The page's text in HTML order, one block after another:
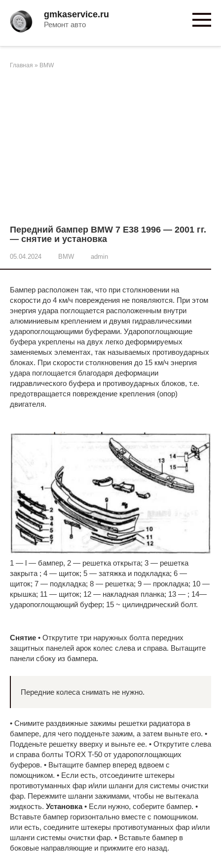
контенту
gmkaservice.ru
Ремонт авто
Главная » BMW
Передний бампер BMW 7 E38 1996 — 2001 гг.
— снятие и установка
05.04.2024 BMW admin
Бампер расположен так, что при столкновении на
скорости до 4 км/ч повреждения не появляются. При этом
энергия удара поглощается расположенным внутри
алюминиевым креплением и двумя гидравлическими
ударопоглощающими буферами. Ударопоглощающие
буфера укреплены на двух легко деформируемых
заменяемых элементах, так называемых противоударных
блоках. При скорости столкновения до 15 км/ч энергия
удара поглощается благодаря деформации
гидравлического буфера и противоударных блоков, т.е.
предотвращается повреждение крепления (опор)
двигателя.
1 — l — бампер, 2 — решетка открыта; 3 — решетка
закрыта ; 4 — щиток; 5 — затяжка и подкладка; 6 —
щиток; 7 — подкладка; 8 — решетка; 9 — прокладка; 10 —
крышка; 11 — щиток; 12 — накладная планка; 13 — ; 14—
ударопоглощающий буфер; 15 ~ цилиндрический болт.
Снятие • Открутите три наружных болта передних
защитных панелей арок колес слева и справа. Вытащите
панели сбоку из бампера.
Передние колеса снимать не нужно.
• Снимите раздвижные зажимы решетки радиатора в
бампере, для чего подденьте зажим, а затем выньте его. •
Подденьте решетку вверху и выньте ее. • Открутите слева
и справа болты TORX T-50 от ударопоглощающих
буферов. • Вытащите бампер вперед вдвоем с
помощником. • Если есть, отсоедините штекеры
противотуманных фар и/или шланги для системы очистки
фар. Пережмите шланги зажимами, чтобы не вытекала
жидкость. Установка• Если нужно, соберите бампер. •
Вставьте бампер горизонтально вместе с помощником.
или есть, соедините штекеры противотуманных фар и/или
шланги системы очистки фар. • Вставьте бампер в
боковые направляющие и прижмите его назад.